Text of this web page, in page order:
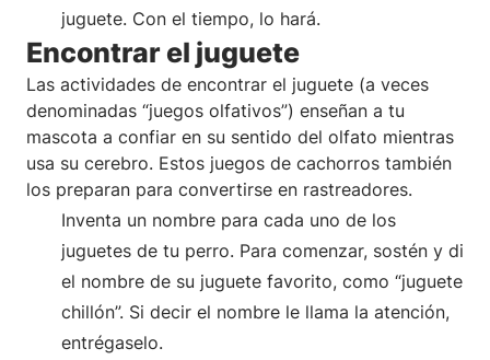
juguete. Con el tiempo, lo hará.
Encontrar el juguete
Las actividades de encontrar el juguete (a veces
denominadas “juegos olfativos”) enseñan a tu
mascota a confiar en su sentido del olfato mientras
usa su cerebro. Estos juegos de cachorros también
los preparan para convertirse en rastreadores.
Inventa un nombre para cada uno de los
juguetes de tu perro. Para comenzar, sostén y di
el nombre de su juguete favorito, como “juguete
chillón”. Si decir el nombre le llama la atención,
entrégaselo.